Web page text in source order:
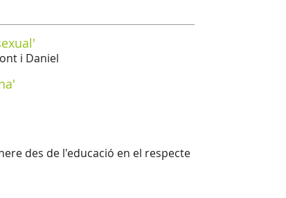
i Daniel
des de l'educació en el respecte